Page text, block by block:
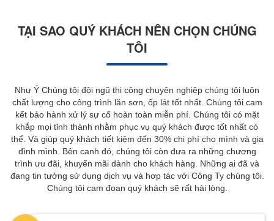
TẠI SAO QUÝ KHÁCH NÊN CHỌN CHÚNG
TÔI
Như Ý Chúng tôi đội ngũ thi công chuyên nghiệp chúng tôi luôn
chất lượng cho công trình lăn sơn, ốp lát tốt nhất. Chúng tôi cam
kết bảo hành xử lý sự cố hoàn toàn miễn phí. Chúng tôi có mặt
khắp mọi tỉnh thành nhằm phục vụ quý khách được tốt nhất có
thể. Và giúp quý khách tiết kiệm đến 30% chi phí cho mình và gia
đình mình. Bên canh đó, chúng tôi còn đưa ra những chương
trình ưu đãi, khuyến mãi dành cho khách hàng. Những ai đã và
đang tin tưởng sử dụng dịch vụ và hơp tác với Công Ty chúng tôi.
Chúng tôi cam đoan quý khách sẽ rất hài lòng.